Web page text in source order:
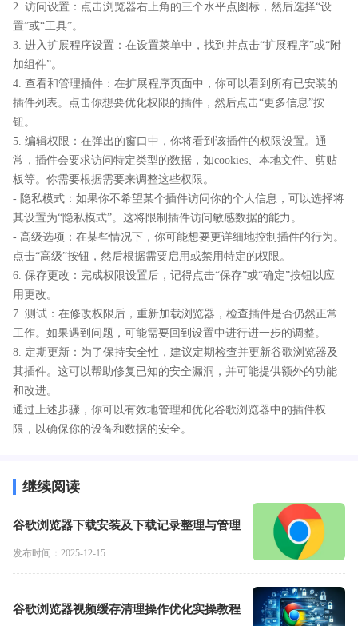
2. 访问设置：点击浏览器右上角的三个水平点图标，然后选择“设
置”或“工具”。
3. 进入扩展程序设置：在设置菜单中，找到并点击“扩展程序”或“附
加组件”。
4. 查看和管理插件：在扩展程序页面中，你可以看到所有已安装的
插件列表。点击你想要优化权限的插件，然后点击“更多信息”按
钮。
5. 编辑权限：在弹出的窗口中，你将看到该插件的权限设置。通
常，插件会要求访问特定类型的数据，如cookies、本地文件、剪贴
板等。你需要根据需要来调整这些权限。
- 隐私模式：如果你不希望某个插件访问你的个人信息，可以选择将
其设置为“隐私模式”。这将限制插件访问敏感数据的能力。
- 高级选项：在某些情况下，你可能想要更详细地控制插件的行为。
点击“高级”按钮，然后根据需要启用或禁用特定的权限。
6. 保存更改：完成权限设置后，记得点击“保存”或“确定”按钮以应
用更改。
7. 测试：在修改权限后，重新加载浏览器，检查插件是否仍然正常
工作。如果遇到问题，可能需要回到设置中进行进一步的调整。
8. 定期更新：为了保持安全性，建议定期检查并更新谷歌浏览器及
其插件。这可以帮助修复已知的安全漏洞，并可能提供额外的功能
和改进。
通过上述步骤，你可以有效地管理和优化谷歌浏览器中的插件权
限，以确保你的设备和数据的安全。
继续阅读
谷歌浏览器下载安装及下载记录整理与管理
发布时间：2025-12-15
谷歌浏览器视频缓存清理操作优化实操教程